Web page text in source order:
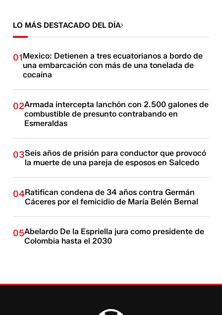
LO MÁS DESTACADO DEL DÍA
01Mexico: Detienen a tres ecuatorianos a bordo de
una embarcación con más de una tonelada de
cocaína
02Armada intercepta lanchón con 2.500 galones de
combustible de presunto contrabando en
Esmeraldas
03Seis años de prisión para conductor que provocó
la muerte de una pareja de esposos en Salcedo
04Ratifican condena de 34 años contra Germán
Cáceres por el femicidio de María Belén Bernal
05Abelardo De la Espriella jura como presidente de
Colombia hasta el 2030